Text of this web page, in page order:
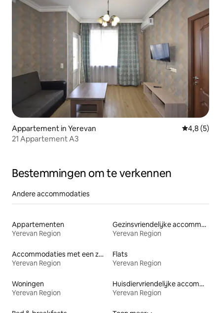
Appartement in Yerevan
4,8 (5)
21 Appartement A3
Bestemmingen om te verkennen
Andere accommodaties
Appartementen
Yerevan Region
Gezinsvriendelijke accommodaties
Yerevan Region
Accommodaties met een zwembad
Yerevan Region
Flats
Yerevan Region
Woningen
Yerevan Region
Huisdiervriendelijke accommodaties
Yerevan Region